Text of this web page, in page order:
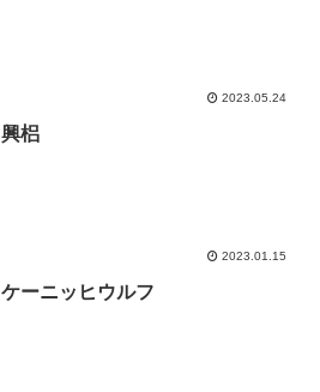
2023.05.24
興梠
2023.01.15
ケーニッヒウルフ